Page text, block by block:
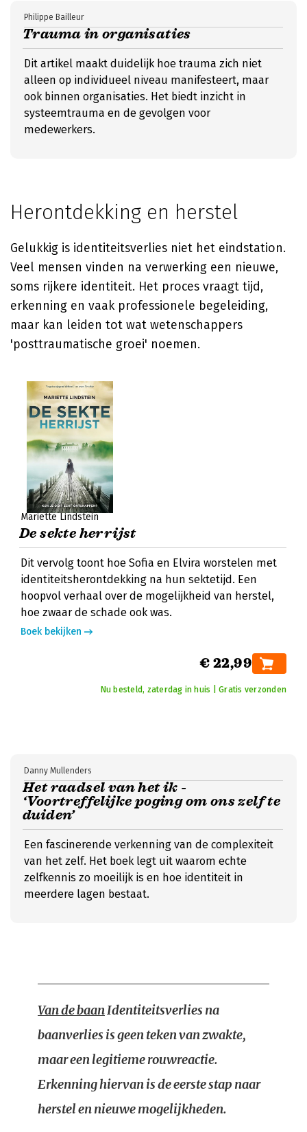
Trauma in organisaties
Philippe Bailleur
Dit artikel maakt duidelijk hoe trauma zich niet
alleen op individueel niveau manifesteert, maar
ook binnen organisaties. Het biedt inzicht in
systeemtrauma en de gevolgen voor
medewerkers.
Herontdekking en herstel
Gelukkig is identiteitsverlies niet het eindstation.
Veel mensen vinden na verwerking een nieuwe,
soms rijkere identiteit. Het proces vraagt tijd,
erkenning en vaak professionele begeleiding,
maar kan leiden tot wat wetenschappers
'posttraumatische groei' noemen.
Mariette Lindstein
De sekte herrijst
Dit vervolg toont hoe Sofia en Elvira worstelen met
identiteitsherontdekking na hun sektetijd. Een
hoopvol verhaal over de mogelijkheid van herstel,
hoe zwaar de schade ook was.
Boek bekijken
€ 22,99
Nu besteld, zaterdag in huis | Gratis verzonden
Het raadsel van het ik -
‘Voortreffelijke poging om ons zelf te
duiden’
Danny Mullenders
Een fascinerende verkenning van de complexiteit
van het zelf. Het boek legt uit waarom echte
zelfkennis zo moeilijk is en hoe identiteit in
meerdere lagen bestaat.
Van de baanIdentiteitsverlies na
baanverlies is geen teken van zwakte,
maar een legitieme rouwreactie.
Erkenning hiervan is de eerste stap naar
herstel en nieuwe mogelijkheden.